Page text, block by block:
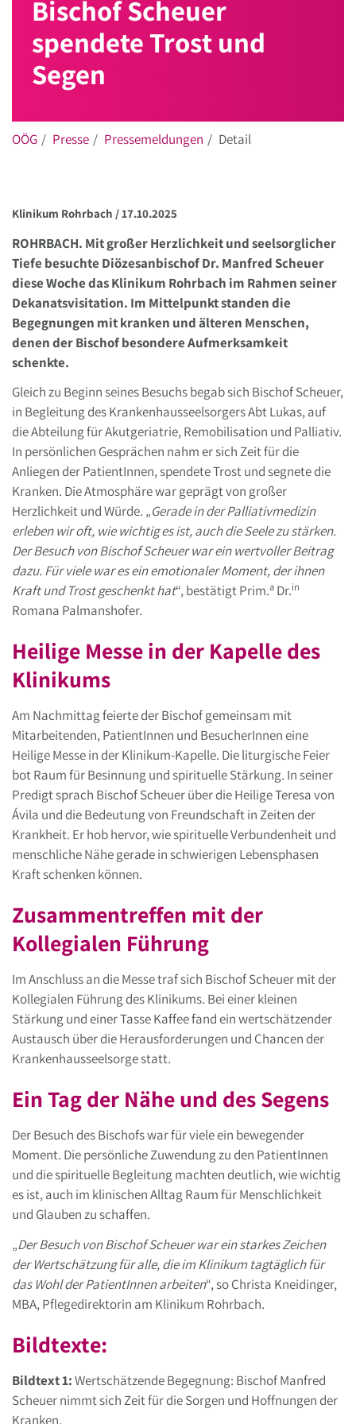
Bischof Scheuer
spendete Trost und
Segen
OÖG Presse Pressemeldungen Detail
Klinikum Rohrbach /17.10.2025
ROHRBACH. Mit großer Herzlichkeit und seelsorglicher
Tiefe besuchte Diözesanbischof Dr. Manfred Scheuer
diese Woche das Klinikum Rohrbach im Rahmen seiner
Dekanatsvisitation. Im Mittelpunkt standen die
Begegnungen mit kranken und älteren Menschen,
denen der Bischof besondere Aufmerksamkeit
schenkte.
Gleich zu Beginn seines Besuchs begab sich Bischof Scheuer,
in Begleitung des Krankenhausseelsorgers Abt Lukas, auf
die Abteilung für Akutgeriatrie, Remobilisation und Palliativ.
In persönlichen Gesprächen nahm er sich Zeit für die
Anliegen der PatientInnen, spendete Trost und segnete die
Kranken. Die Atmosphäre war geprägt von großer
Herzlichkeit und Würde. „Gerade in der Palliativmedizin
erleben wir oft, wie wichtig es ist, auch die Seele zu stärken.
Der Besuch von Bischof Scheuer war ein wertvoller Beitrag
dazu. Für viele war es ein emotionaler Moment, der ihnen
Kraft und Trost geschenkt hat“, bestätigt Prim.a Dr.in
Romana Palmanshofer.
Heilige Messe in der Kapelle des
Klinikums
Am Nachmittag feierte der Bischof gemeinsam mit
Mitarbeitenden, PatientInnen und BesucherInnen eine
Heilige Messe in der Klinikum-Kapelle. Die liturgische Feier
bot Raum für Besinnung und spirituelle Stärkung. In seiner
Predigt sprach Bischof Scheuer über die Heilige Teresa von
Ávila und die Bedeutung von Freundschaft in Zeiten der
Krankheit. Er hob hervor, wie spirituelle Verbundenheit und
menschliche Nähe gerade in schwierigen Lebensphasen
Kraft schenken können.
Zusammentreffen mit der
Kollegialen Führung
Im Anschluss an die Messe traf sich Bischof Scheuer mit der
Kollegialen Führung des Klinikums. Bei einer kleinen
Stärkung und einer Tasse Kaffee fand ein wertschätzender
Austausch über die Herausforderungen und Chancen der
Krankenhausseelsorge statt.
Ein Tag der Nähe und des Segens
Der Besuch des Bischofs war für viele ein bewegender
Moment. Die persönliche Zuwendung zu den PatientInnen
und die spirituelle Begleitung machten deutlich, wie wichtig
es ist, auch im klinischen Alltag Raum für Menschlichkeit
und Glauben zu schaffen.
„Der Besuch von Bischof Scheuer war ein starkes Zeichen
der Wertschätzung für alle, die im Klinikum tagtäglich für
das Wohl der PatientInnen arbeiten“, so Christa Kneidinger,
MBA, Pflegedirektorin am Klinikum Rohrbach.
Bildtexte:
Bildtext 1:Wertschätzende Begegnung: Bischof Manfred
Scheuer nimmt sich Zeit für die Sorgen und Hoffnungen der
Kranken.